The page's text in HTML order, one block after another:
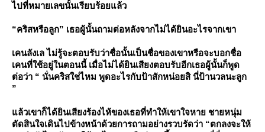
ไปที่หมายเลขนั้นเรียบร้อยแล้ว
“คริสหรือลูก” เธอผู้นั้นถามต่อหลังจากไม่ได้ยินอะไรจากเขา
เคนลังเล ไม่รู้จะตอบรับว่าชื่อนั้นเป็นชื่อของเขาหรือจะบอกชื่อ
เคนที่ใช้อยู่ในตอนนี้ เมื่อไม่ได้ยินเสียงตอบรับอีกเธอผู้นั้นก็พูด
ต่อว่า “ นั่นคริสใช่ไหม พูดอะไรกับป้าสักหน่อยสิ นี่ป้านวลนะลูก
”
ล้วเขาก็ได้ยินเสียงร้องไห้ของเธอที่ทำให้เขาใจหาย ชายหนุ่ม
ตัดสินใจเดินไปข้างหน้าด้วยการถามอย่างรวบรัดว่า “ตกลงจะให้